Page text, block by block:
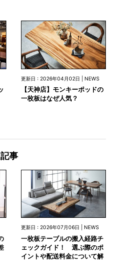
更新日 : 2026年04月02日 | NEWS
【天神店】モンキーポッドの
一枚板はなぜ人気？
事
更新日 : 2026年07月06日 | NEWS
一枚板テーブルの搬入経路チ
ェックガイド！ 選ぶ際のポ
イントや配送料金について解